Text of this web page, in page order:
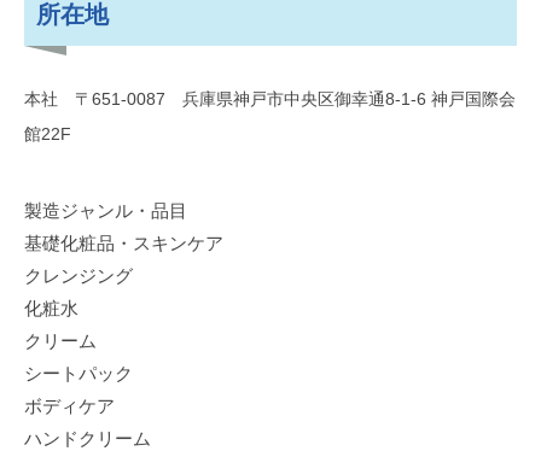
所在地
本社 〒651-0087 兵庫県神戸市中央区御幸通8-1-6 神戸国際会
館22F
製造ジャンル・品目
基礎化粧品・スキンケア
クレンジング
化粧水
クリーム
シートパック
ボディケア
ハンドクリーム